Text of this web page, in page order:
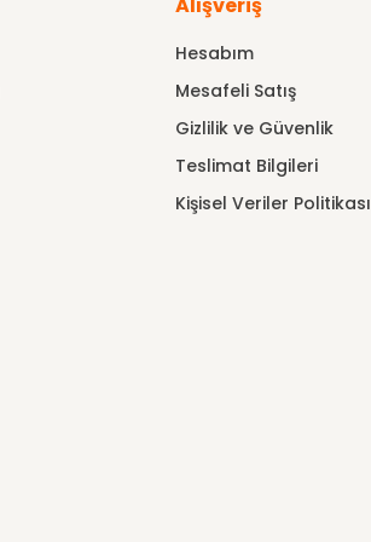
Hesabım
Mesafeli Satış
Gizlilik ve Güvenlik
Teslimat Bilgileri
Kişisel Veriler Politikası